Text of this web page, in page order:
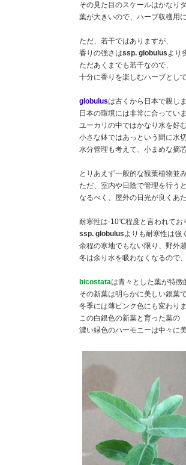
その見た目のスケールはかなり
葉が大きいので、ハーブ収穫用
ただ、若干ではありますが、
香りの強さはssp. globulusより
ただあくまでも若干なので、
十分に香りを楽しむハーブとし
globulusは古くから日本で親し
日本の環境には非常に合ってい
ユーカリの中ではかなり水を好
小さな鉢ではあっという間に水
水分管理も考えて、小まめな摘
とりあえず一般的な観葉植物並
ただ、室内や日陰で管理を行う
なるべく、屋外の日光が良くあ
耐寒性は-10℃程度と言われてお
ssp. globulusよりも耐寒性は強
余程の寒地でもない限り、野外
冬は余り水を吸わなくなるので
bicostataは青々とした葉が特徴
その新葉は明らかに美しい銀葉
冬季には薄ピンク色にも変わり
この白銀色の新葉と育った葉の
濃い緑色のハーモニーは中々に